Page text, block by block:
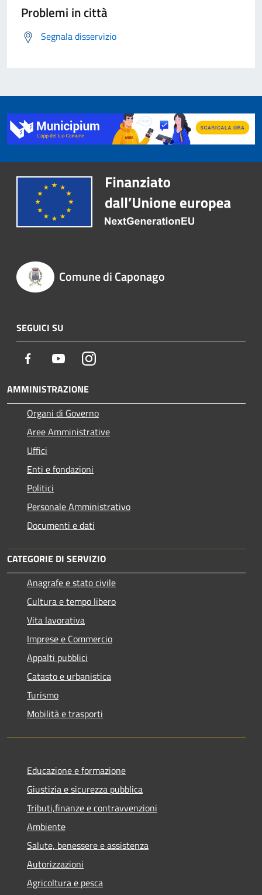
Problemi in città
Segnala disservizio
Comune di Caponago
SEGUICI SU
Facebook YoutubeInstagram
AMMINISTRAZIONE
Organi di Governo
Aree Amministrative
Uffici
Enti e fondazioni
Politici
Personale Amministrativo
Documenti e dati
CATEGORIE DI SERVIZIO
Anagrafe e stato civile
Cultura e tempo libero
Vita lavorativa
Imprese e Commercio
Appalti pubblici
Catasto e urbanistica
Turismo
Mobilità e trasporti
Educazione e formazione
Giustizia e sicurezza pubblica
Tributi,finanze e contravvenzioni
Ambiente
Salute, benessere e assistenza
Autorizzazioni
Agricoltura e pesca